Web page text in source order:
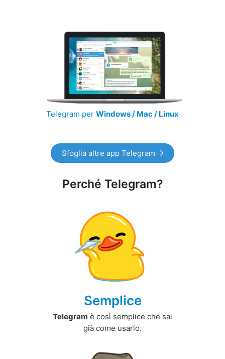
Telegram per Windows / Mac / Linux
Sfoglia altre app Telegram
Perché Telegram?
Semplice
Telegram è così semplice che sai
già come usarlo.